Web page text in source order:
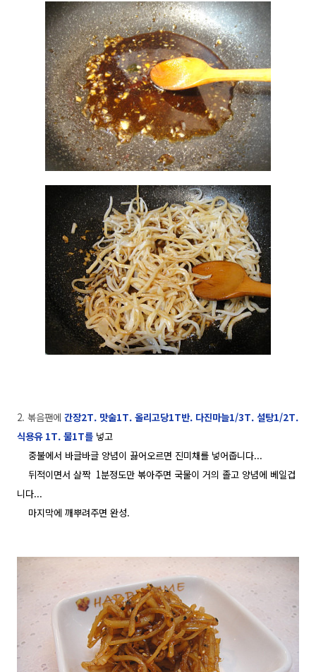
2. 볶음팬에 간장2T. 맛술1T. 올리고당1T반. 다진마늘1/3T. 설탕1/2T.
식용유 1T. 물1T를 넣고
중불에서 바글바글 양념이 끓어오르면 진미채를 넣어줍니다...
뒤적이면서 살짝 1분정도만 볶아주면 국물이 거의 졸고 양념에 베일겁
니다...
마지막에 깨뿌려주면 완성.